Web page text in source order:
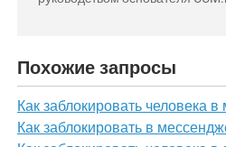
Похожие запросы
Как заблокировать человека
Как заблокировать в